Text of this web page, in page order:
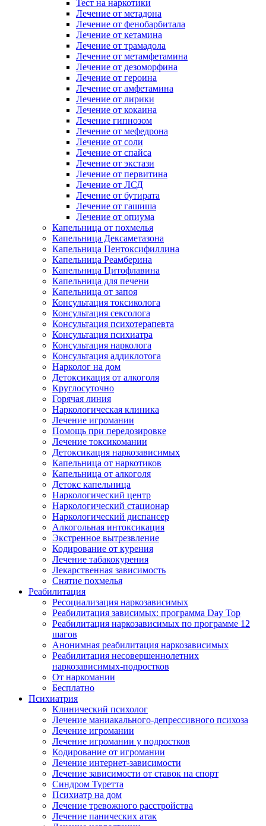
Тест на наркотики
Лечение от метадона
Лечение от фенобарбитала
Лечение от кетамина
Лечение от трамадола
Лечение от метамфетамина
Лечение от дезоморфина
Лечение от героина
Лечение от амфетамина
Лечение от лирики
Лечение от кокаина
Лечение гипнозом
Лечение от мефедрона
Лечение от соли
Лечение от спайса
Лечение от экстази
Лечение от первитина
Лечение от ЛСД
Лечение от бутирата
Лечение от гашиша
Лечение от опиума
Капельница от похмелья
Капельница Дексаметазона
Капельница Пентоксифиллина
Капельница Реамберина
Капельница Цитофлавина
Капельница для печени
Капельница от запоя
Консультация токсиколога
Консультация сексолога
Консультация психотерапевта
Консультация психиатра
Консультация нарколога
Консультация аддиклотога
Нарколог на дом
Детоксикация от алкоголя
Круглосуточно
Горячая линия
Наркологическая клиника
Лечение игромании
Помощь при передозировке
Лечение токсикомании
Детоксикация наркозависимых
Капельница от наркотиков
Капельница от алкоголя
Детокс капельница
Наркологический центр
Наркологический стационар
Наркологический диспансер
Алкогольная интоксикация
Экстренное вытрезвление
Кодирование от курения
Лечение табакокурения
Лекарственная зависимость
Снятие похмелья
Реабилитация
Ресоциализация наркозависимых
Реабилитация зависимых: программа Day Top
Реабилитация наркозависимых по программе 12
шагов
Анонимная реабилитация наркозависимых
Реабилитация несовершеннолетних
наркозависимых-подростков
От наркомании
Бесплатно
Психиатрия
Клинический психолог
Лечение маниакального-депрессивного психоза
Лечение игромании
Лечение игромании у подростков
Кодирование от игромании
Лечение интернет-зависимости
Лечение зависимости от ставок на спорт
Синдром Туретта
Психиатр на дом
Лечение тревожного расстройства
Лечение панических атак